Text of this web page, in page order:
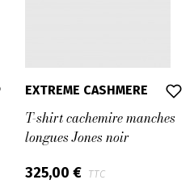
EXTREME CASHMERE
T-shirt cachemire manches
longues Jones noir
325,00 € TTC